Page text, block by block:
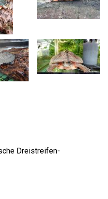
Dreistreifen-